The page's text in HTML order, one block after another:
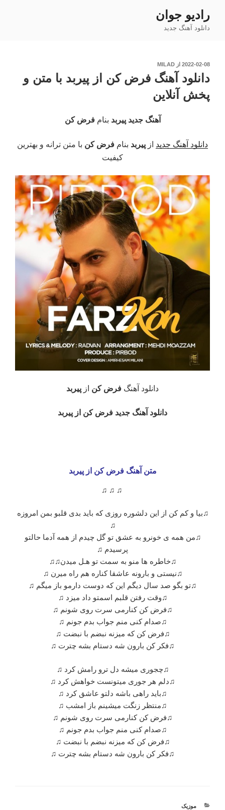
محتوا
رادیو جوان
دانلود آهنگ جدید
نوشته‌شده
2022-02-08 از MILAD
دانلود آهنگ فرض کن از پیربد با متن و
پخش آنلاین
آهنگ جدید پیربد بنامفرض کن
دانلود آهنگ جدید از پیربد بنام فرض کن با متن ترانه و بهترین
کیفیت
دانلود آهنگ فرض کن از پیربد
دانلود آهنگ جدید فرض کن از پیربد
متن آهنگ فرض کن از پیربد
♫ ♫ ♫
♫بیا و کم کن از این دلشوره روزی که باید بدی قلبو بمن امروزه
♫
♫من همه ی خونرو به عشق تو گل چیدم از همه آدما حالتو‌
پرسیدم ♫
♫خاطره ها منو به سمت تو‌ هـل میدن♫♫
♫نیستی و بارونه عاشقا کناره هم راه میرن ♫
♫تو بگو‌ صد سال دیگم این که دوست دارمو‌ باز میگم ♫
♫وقت رفتن قلبم اسمتو داد میزد ♫
♫فرض کن کنارمی سرت روی شونم ♫
♫صدام کنی منم جواب بدم جونم ♫
♫فرض کن که میزنه نبضم با نبضت ♫
♫فکر کن بارون شه دستام بشه چترت ♫
♫چجوری میشه دل ترو رامش کرد ♫
♫دلم هر جوری میتونست خواهش کرد ♫
♫باید راهی باشه دلتو عاشق کرد ♫
♫منتظر زنگت میشینم باز امشب ♫
♫فرض کن کنارمی سرت روی شونم ♫
♫صدام کنی منم جواب بدم جونم ♫
♫فرض کن که میزنه نبضم با نبضت ♫
♫فکر کن بارون شه دستام بشه چترت ♫
دسته‌ها
موزیک